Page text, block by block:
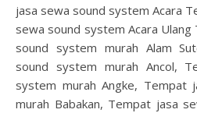
jasa sewa sound system Acara
sewa sound system Acara
sound system murah Alam
sound system murah Ancol,
system murah Angke, Tempat
murah Babakan, Tempat jasa